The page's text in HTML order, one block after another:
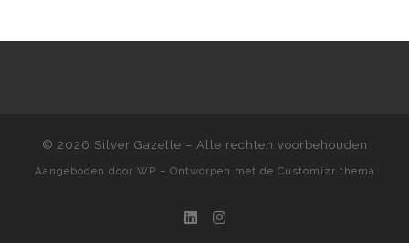
© 2026 Silver Gazelle – Alle rechten voorbehouden
Aangeboden door WP – Ontworpen met de Customizr thema